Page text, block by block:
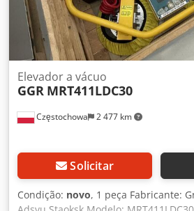
Częstochowa 2 477 km
Elevador a vácuo
GGR MRT411LDC30
Solicitar
Condição: novo, 1 peça Fabricante: